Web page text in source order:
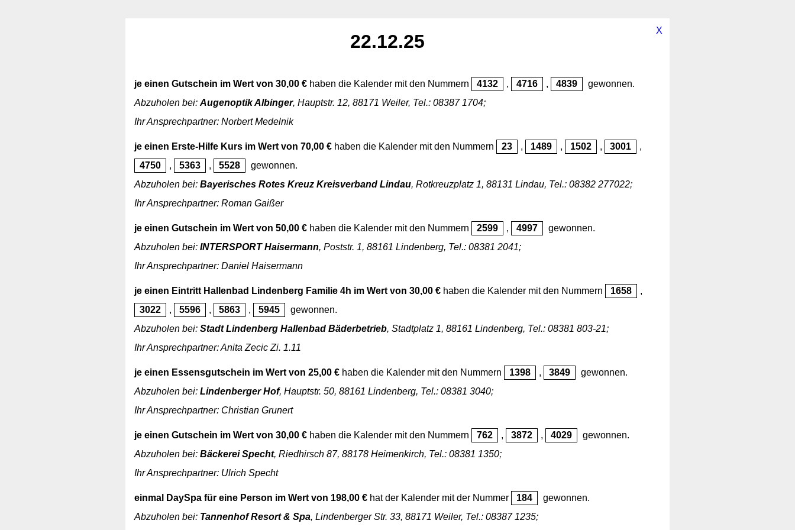
X
22.12.25
je einen Gutschein im Wert von 30,00 € haben die Kalender mit den Nummern 4132 , 4716 , 4839
gewonnen.
Abzuholen bei: Augenoptik Albinger, Hauptstr. 12, 88171 Weiler, Tel.: 08387 1704;
Ihr Ansprechpartner: Norbert Medelnik
je einen Erste-Hilfe Kurs im Wert von 70,00 € haben die Kalender mit den Nummern 23 , 1489 , 1502 , 3001
,
4750
, 5363 , 5528
gewonnen.
Abzuholen bei: Bayerisches Rotes Kreuz Kreisverband Lindau, Rotkreuzplatz 1, 88131 Lindau, Tel.: 08382 277022;
Ihr Ansprechpartner: Roman Gaißer
je einen Gutschein im Wert von 50,00 € haben die Kalender mit den Nummern 2599 , 4997
gewonnen.
Abzuholen bei: INTERSPORT Haisermann, Poststr. 1, 88161 Lindenberg, Tel.: 08381 2041;
Ihr Ansprechpartner: Daniel Haisermann
je einen Eintritt Hallenbad Lindenberg Familie 4h im Wert von 30,00 € haben die Kalender mit den Nummern 1658
,
3022
, 5596 , 5863 , 5945
gewonnen.
Abzuholen bei: Stadt Lindenberg Hallenbad Bäderbetrieb, Stadtplatz 1, 88161 Lindenberg, Tel.: 08381 803-21;
Ihr Ansprechpartner: Anita Zecic Zi. 1.11
je einen Essensgutschein im Wert von 25,00 € haben die Kalender mit den Nummern 1398 , 3849
gewonnen.
Abzuholen bei: Lindenberger Hof, Hauptstr. 50, 88161 Lindenberg, Tel.: 08381 3040;
Ihr Ansprechpartner: Christian Grunert
je einen Gutschein im Wert von 30,00 € haben die Kalender mit den Nummern 762 , 3872 , 4029
gewonnen.
Abzuholen bei: Bäckerei Specht, Riedhirsch 87, 88178 Heimenkirch, Tel.: 08381 1350;
Ihr Ansprechpartner: Ulrich Specht
einmal DaySpa für eine Person im Wert von 198,00 € hat der Kalender mit der Nummer 184
gewonnen.
Abzuholen bei: Tannenhof Resort & Spa, Lindenberger Str. 33, 88171 Weiler, Tel.: 08387 1235;